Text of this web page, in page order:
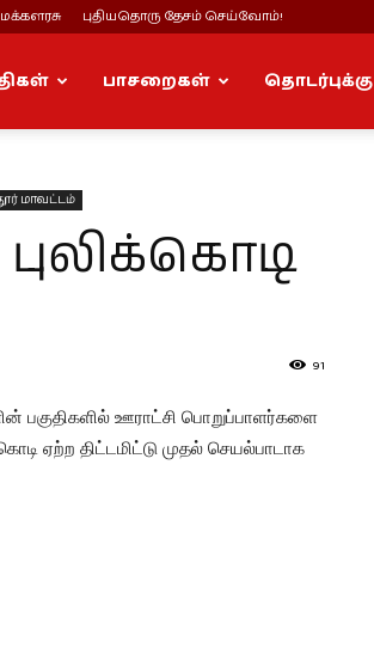
மக்களரசு புதியதொரு தேசம் செய்வோம்!
பாசறைகள் தொடர்புக்கு
மாவட்டம்
91
பகுதிகளில் ஊராட்சி பொறுப்பாளர்களை
ஏற்ற திட்டமிட்டு முதல் செயல்பாடாக